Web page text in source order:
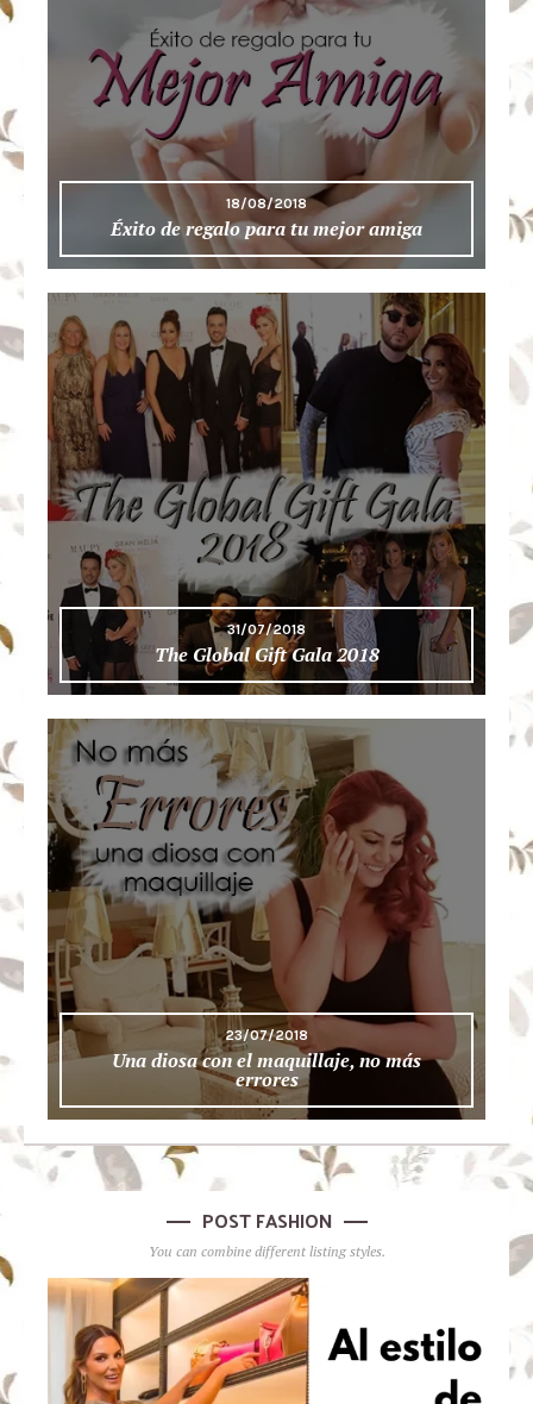
18/08/2018
Éxito de regalo para tu mejor amiga
31/07/2018
The Global Gift Gala 2018
23/07/2018
Una diosa con el maquillaje, no más
errores
POST FASHION
You can combine different listing styles.